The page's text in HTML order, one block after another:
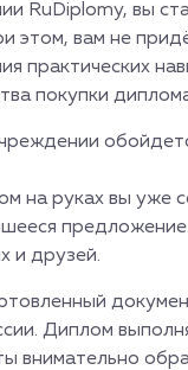
RuDiplomy, вы
вам не
практических
покупки
на руках вы уже
предложение.
и друзей.
Диплом
внимательно